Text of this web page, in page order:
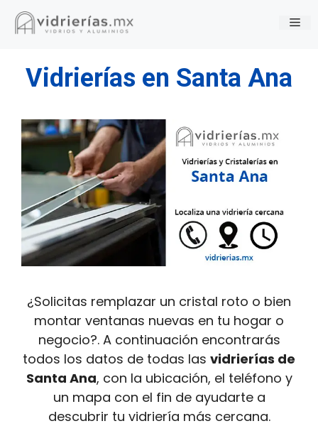
Saltar
Vidrierías en Santa Ana
¿Solicitas remplazar un cristal roto o bien
montar ventanas nuevas en tu hogar o
negocio?. A continuación encontrarás
todos los datos de todas las vidrierías de
Santa Ana, con la ubicación, el teléfono y
un mapa con el fin de ayudarte a
descubrir tu vidriería más cercana.